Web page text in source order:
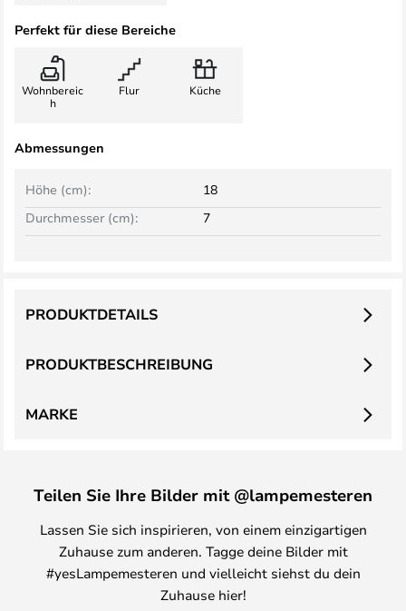
Perfekt für diese Bereiche
Wohnbereic
h
Flur Küche
Abmessungen
Höhe (cm):
18
Durchmesser (cm):
7
PRODUKTBESCHREIBUNG
PRODUKTDETAILS
MARKE
Teilen Sie Ihre Bilder mit @lampemesteren
Lassen Sie sich inspirieren, von einem einzigartigen
Zuhause zum anderen. Tagge deine Bilder mit
#yesLampemesteren und vielleicht siehst du dein
Zuhause hier!